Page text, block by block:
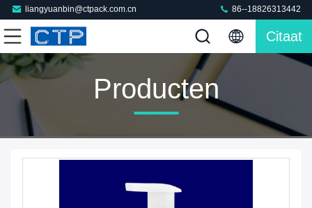
liangyuanbin@ctpack.com.cn 86--18826313442
Citaat
Producten